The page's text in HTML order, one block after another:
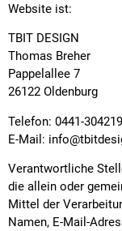
Website ist:
TBIT DESIGN
Thomas Breher
Pappelallee 7
26122 Oldenburg
Telefon: 0441-
E-Mail:
Verantwortliche
die allein oder
Mittel der
Namen, E-Mail-